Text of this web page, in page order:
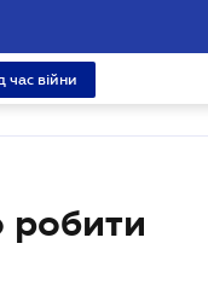
час війни
робити